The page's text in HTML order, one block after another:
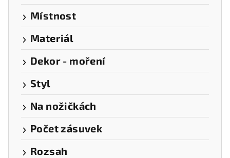
Místnost
Materiál
Dekor - moření
Styl
Na nožičkách
Počet zásuvek
Rozsah